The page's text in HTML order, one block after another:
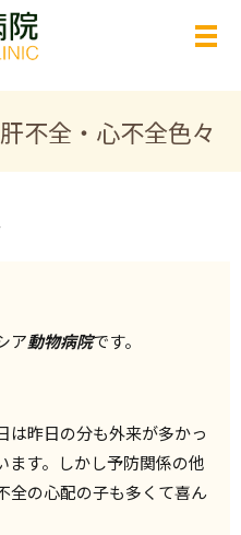
不全・心不全色々
ア動物病院です。
は昨日の分も外来が多かっ
ます。しかし予防関係の他
全の心配の子も多くて喜ん